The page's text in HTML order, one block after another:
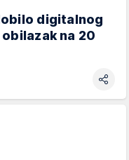
digitalnog
na 20